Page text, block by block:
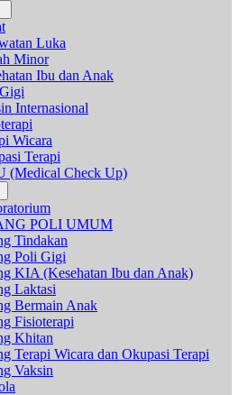
Luka
Minor
Ibu dan Anak
Internasional
Wicara
Terapi
(Medical Check Up)
POLI UMUM
Tindakan
Poli Gigi
KIA (Kesehatan Ibu dan Anak)
Laktasi
Bermain Anak
Fisioterapi
Khitan
Terapi Wicara dan Okupasi Terapi
Vaksin